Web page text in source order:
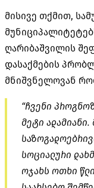
მისივე თქმით,
ღარიბაშვილის
დასაქმების
მნიშვნელოვან
“ჩვენი
მეტი
სოციალური
ოჯახს ოთხი